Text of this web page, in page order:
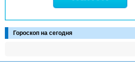
Гороскоп на сегодня